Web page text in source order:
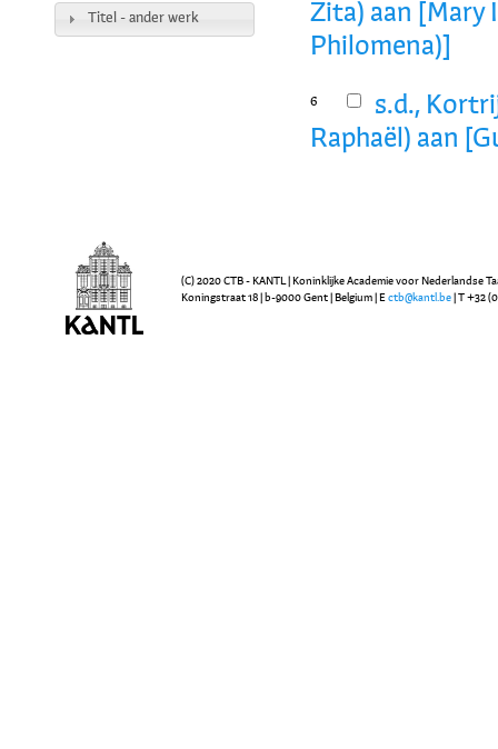
Zita) aan [Mary
Philomena)]
6
s.d.,
Raphaël) aan
Titel - ander werk
(C) 2020 CTB - KANTL | Koninklijke Academie voor Nederlandse
Koningstraat 18 | b-9000 Gent | Belgium | E ctb@kantl.be | T +32